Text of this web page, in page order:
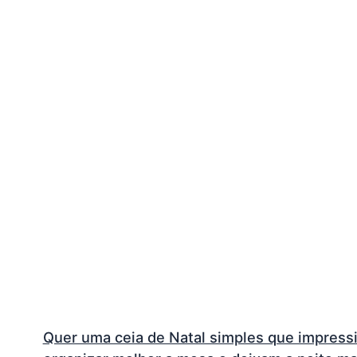
Quer uma ceia de Natal simples que